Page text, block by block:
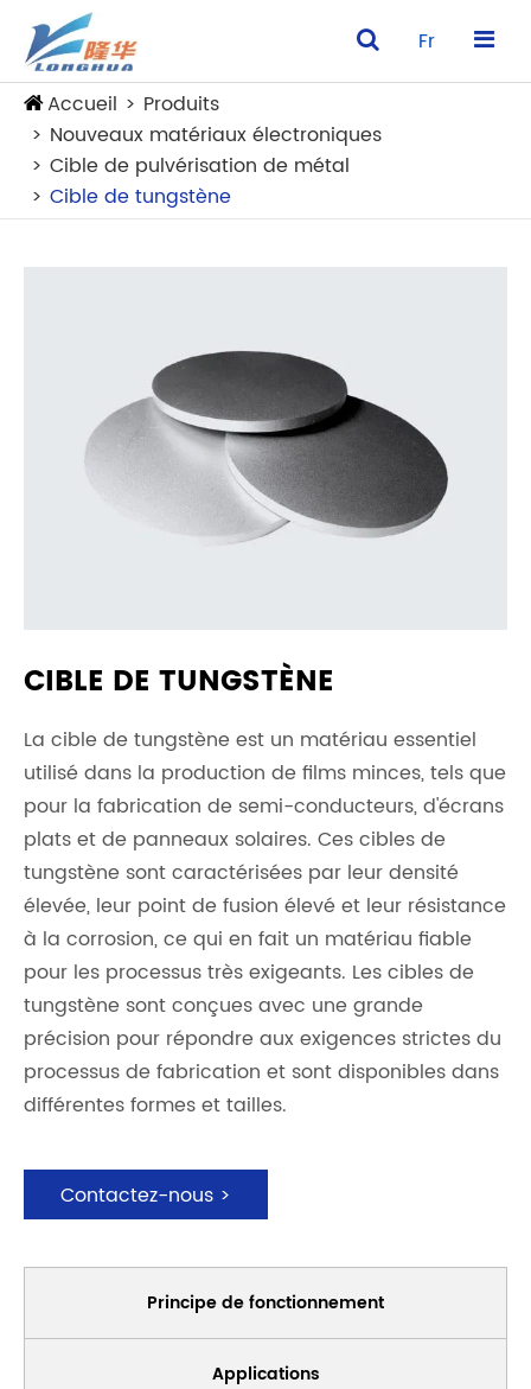
Fr
Accueil
Produits
Nouveaux matériaux électroniques
Cible de pulvérisation de métal
Cible de tungstène
CIBLE DE TUNGSTÈNE
La cible de tungstène est un matériau essentiel
utilisé dans la production de films minces, tels que
pour la fabrication de semi-conducteurs, d'écrans
plats et de panneaux solaires. Ces cibles de
tungstène sont caractérisées par leur densité
élevée, leur point de fusion élevé et leur résistance
à la corrosion, ce qui en fait un matériau fiable
pour les processus très exigeants. Les cibles de
tungstène sont conçues avec une grande
précision pour répondre aux exigences strictes du
processus de fabrication et sont disponibles dans
différentes formes et tailles.
Contactez-nous >
Principe de fonctionnement
Applications